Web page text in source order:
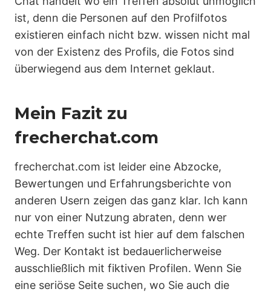
ist, denn die Personen auf den Profilfotos
existieren einfach nicht bzw. wissen nicht mal
von der Existenz des Profils, die Fotos sind
überwiegend aus dem Internet geklaut.
Mein Fazit zu
frecherchat.com
frecherchat.com ist leider eine Abzocke,
Bewertungen und Erfahrungsberichte von
anderen Usern zeigen das ganz klar. Ich kann
nur von einer Nutzung abraten, denn wer
echte Treffen sucht ist hier auf dem falschen
Weg. Der Kontakt ist bedauerlicherweise
ausschließlich mit fiktiven Profilen. Wenn Sie
eine seriöse Seite suchen, wo Sie auch die